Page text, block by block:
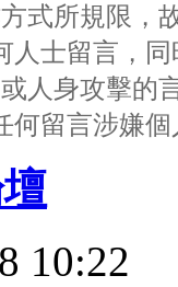
方式所規限
人士留言，
人身攻擊的
何留言涉嫌
10:22